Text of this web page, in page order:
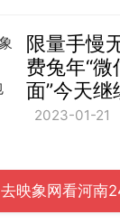
限量手慢
费兔年“
面”今天继
2023-01-21
去映象网看河南